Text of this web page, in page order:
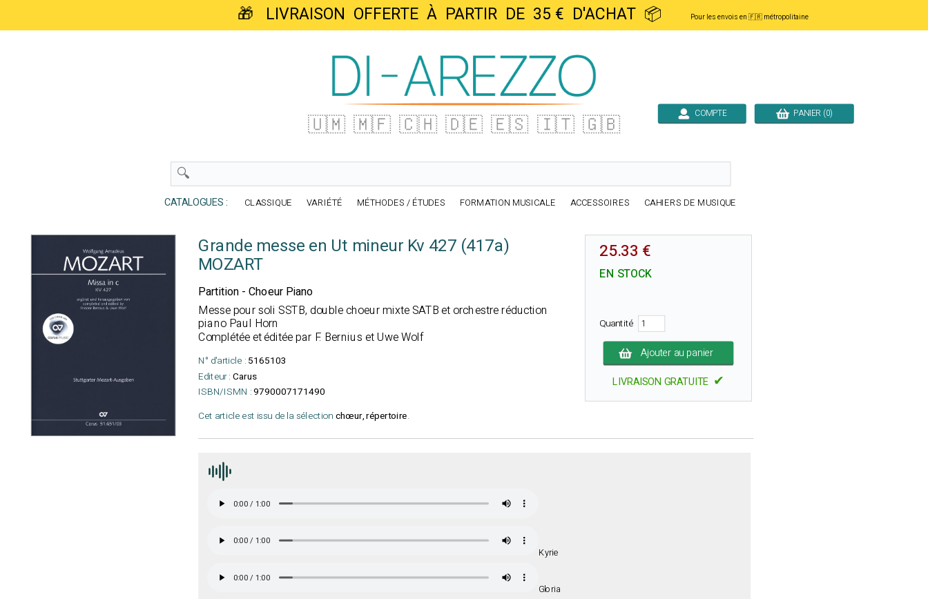
🎁 LIVRAISON OFFERTE À PARTIR DE 35 € D'ACHAT 📦 Pour les envois en 🇫🇷 métropolitaine
🇺🇲 🇲🇫 🇨🇭 🇩🇪 🇪🇸 🇮🇹 🇬🇧 COMPTE PANIER (0)
CATALOGUES : CLASSIQUE VARIÉTÉ MÉTHODES / ÉTUDES FORMATION MUSICALE ACCESSOIRES CAHIERS DE MUSIQUE
Grande messe en Ut mineur Kv 427 (417a)
MOZART
Partition - Choeur Piano
Messe pour soli SSTB, double choeur mixte SATB et orchestre réduction
piano Paul Horn
Complétée et éditée par F. Bernius et Uwe Wolf
N° d'article : 5165103
Editeur : Carus
ISBN/ISMN :9790007171490
Cet article est issu de la sélection chœur, répertoire.
25.33 €
EN STOCK
Quantité
Ajouter au panier
LIVRAISON GRATUITE ✔
Kyrie
Gloria